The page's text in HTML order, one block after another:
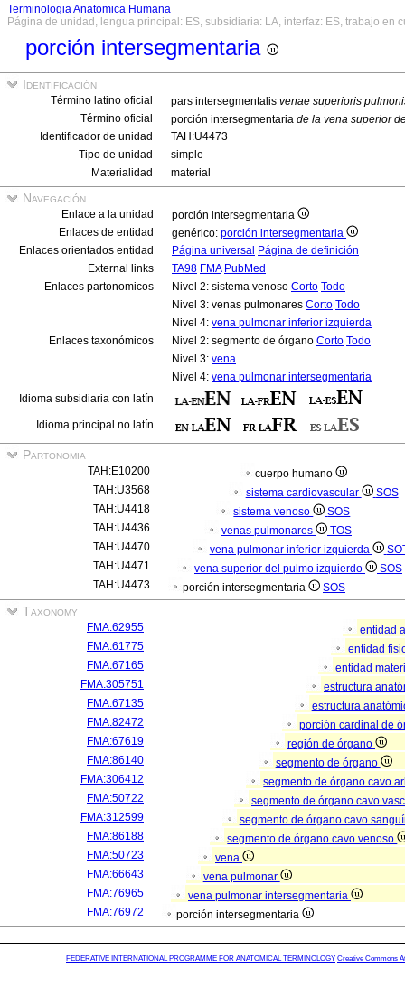
Terminologia Anatomica Humana
Página de unidad, lengua principal: ES, subsidiaria: LA, interfaz: ES, trabajo en
porción intersegmentaria
Identificación
Término latino oficial pars intersegmentalis venae superioris
Término oficial
porción intersegmentaria de la vena superior
Identificador de unidad
TAH:U4473
Tipo de unidad
simple
Materialidad
material
Navegación
Enlace a la unidad
porción intersegmentaria
Enlaces de entidad
genérico: porción intersegmentaria
Enlaces orientados entidad
Página universal Página de definición
External links
TA98 FMA PubMed
Enlaces partonomicos
Nivel 2: sistema venoso Corto Todo
Nivel 3: venas pulmonares Corto Todo
Nivel 4: vena pulmonar inferior izquierda
Enlaces taxonómicos
Nivel 2: segmento de órgano Corto Todo
Nivel 3: vena
Nivel 4: vena pulmonar intersegmentaria
Idioma subsidiaria con latín
Idioma principal no latín
Partonomia
TAH:E10200
cuerpo humano
TAH:U3568
sistema cardiovascular
SOS
TAH:U4418
sistema venoso
SOS
TAH:U4436
venas pulmonares
TOS
TAH:U4470
vena pulmonar inferior izquierda
TAH:U4471
vena superior del pulmo izquierdo
SOS
TAH:U4473
porción intersegmentaria SOS
Taxonomy
FMA:62955
entidad
FMA:61775
entidad
FMA:67165
entidad
FMA:305751
estructura
FMA:67135
estructura
FMA:82472
porción cardinal de
FMA:67619
región de órgano
FMA:86140
segmento de órgano
FMA:306412
segmento de órgano cavo
FMA:50722
segmento de órgano cavo
FMA:312599
segmento de órgano cavo
FMA:86188
segmento de órgano cavo venoso
FMA:50723
vena
FMA:66643
vena pulmonar
FMA:76965
vena pulmonar intersegmentaria
FMA:76972
porción intersegmentaria
FEDERATIVE INTERNATIONAL PROGRAMME FOR ANATOMICAL TERMINOLOGY Creative Commons